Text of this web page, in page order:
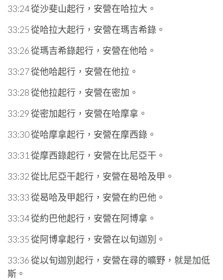
33:24 從沙斐山起行，安營在哈拉大。
33:25 從哈拉大起行，安營在瑪吉希錄。
33:26 從瑪吉希錄起行，安營在他哈。
33:27 從他哈起行，安營在他拉。
33:28 從他拉起行，安營在密加。
33:29 從密加起行，安營在哈摩拿。
33:30 從哈摩拿起行，安營在摩西錄。
33:31 從摩西錄起行，安營在比尼亞干。
33:32 從比尼亞干起行，安營在曷哈及甲。
33:33 從曷哈及甲起行，安營在約巴他。
33:34 從約巴他起行，安營在阿博拿。
33:35 從阿博拿起行，安營在以旬迦別。
33:36 從以旬迦別起行，安營在尋的曠野，就是加低
斯。